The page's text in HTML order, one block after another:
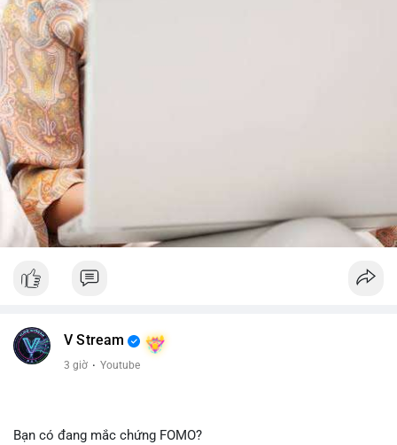
V Stream
3 giờ · Youtube
Bạn có đang mắc chứng FOMO?